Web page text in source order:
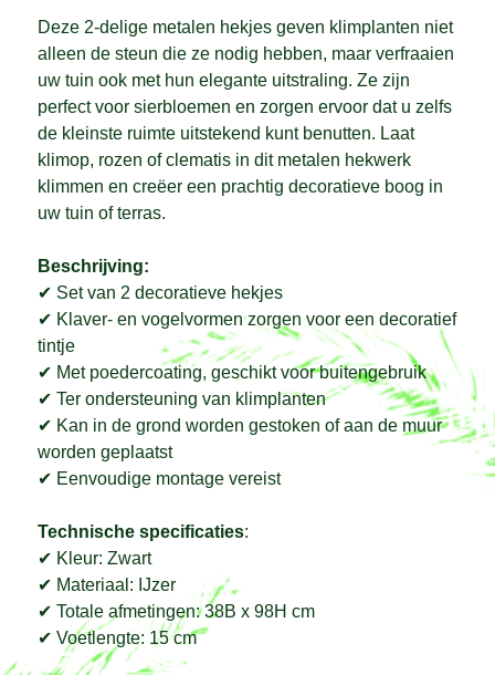
Deze 2-delige metalen hekjes geven klimplanten niet
alleen de steun die ze nodig hebben, maar verfraaien
uw tuin ook met hun elegante uitstraling. Ze zijn
perfect voor sierbloemen en zorgen ervoor dat u zelfs
de kleinste ruimte uitstekend kunt benutten. Laat
klimop, rozen of clematis in dit metalen hekwerk
klimmen en creëer een prachtig decoratieve boog in
uw tuin of terras.
Beschrijving:
✔ Set van 2 decoratieve hekjes
✔ Klaver- en vogelvormen zorgen voor een decoratief
tintje
✔ Met poedercoating, geschikt voor buitengebruik
✔ Ter ondersteuning van klimplanten
✔ Kan in de grond worden gestoken of aan de muur
worden geplaatst
✔ Eenvoudige montage vereist
Technische specificaties:
✔ Kleur: Zwart
✔ Materiaal: IJzer
✔ Totale afmetingen: 38B x 98H cm
✔ Voetlengte: 15 cm